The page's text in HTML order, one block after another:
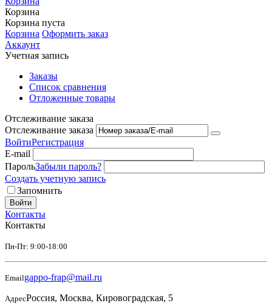
Корзина
Корзина пуста
Корзина Оформить заказ
Аккаунт
Учетная запись
Заказы
Список сравнения
Отложенные товары
Отслеживание заказа
Отслеживание заказа
ВойтиРегистрация
E-mail
ПарольЗабыли пароль?
Создать учетную запись
Запомнить
Войти
Контакты
Контакты
Пн-Пт: 9:00-18:00
Emailgappo-frap@mail.ru
АдресРоссия, Москва, Кировоградская, 5